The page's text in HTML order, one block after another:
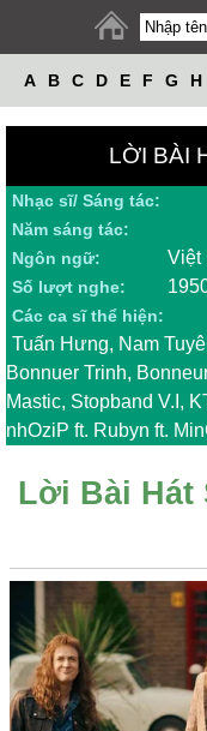
A B C D E F G H
LỜI BÀI
Nhạc sĩ/ Sáng tác:
Năm sáng tác:
Ngôn ngữ:
Việt
Số lượt nghe:
Các ca sĩ thể hiện:
Tuấn Hưng, Nam
Bonnuer Trinh,
Mastic, Stopband V.I,
nhOziP ft. Rubyn ft.
Lời Bài Hát